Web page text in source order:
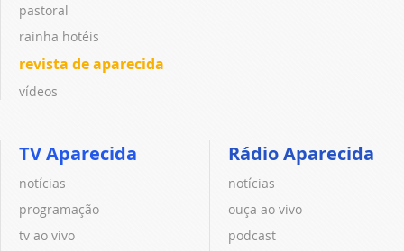
pastoral
rainha hotéis
revista de aparecida
vídeos
TV Aparecida
notícias
programação
tv ao vivo
Rádio Aparecida
notícias
ouça ao vivo
podcast